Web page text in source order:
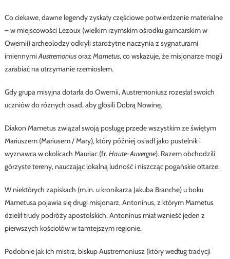
Co ciekawe, dawne legendy zyskały częściowe potwierdzenie materialne
– w miejscowości Lezoux (wielkim rzymskim ośrodku garncarskim w
Owernii) archeolodzy odkryli starożytne naczynia z sygnaturami
imiennymiAustremoniusorazMametus, co wskazuje, że misjonarze mogli
zarabiać na utrzymanie rzemiosłem.
Gdy grupa misyjna dotarła do Owernii, Austremoniusz rozesłał swoich
uczniów do różnych osad, aby głosili Dobrą Nowinę.
Diakon Mametus związał swoją posługę przede wszystkim ze świętym
Mariuszem (Mariusem / Mary), który później osiadł jako pustelnik i
wyznawca w okolicach Mauriac (fr.Haute-Auvergne). Razem obchodzili
górzyste tereny, nauczając lokalną ludność i niszcząc pogańskie ołtarze.
W niektórych zapiskach (m.in. u kronikarza Jakuba Branche) u boku
Mametusa pojawia się drugi misjonarz, Antoninus, z którym Mametus
dzielił trudy podróży apostolskich. Antoninus miał wznieść jeden z
pierwszych kościołów w tamtejszym regionie.
Podobnie jak ich mistrz, biskup Austremoniusz (który według tradycji